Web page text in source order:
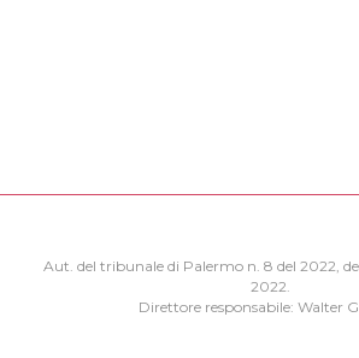
Aut. del tribunale di Palermo n. 8 del 2022,
2022.
Direttore responsabile: Walter